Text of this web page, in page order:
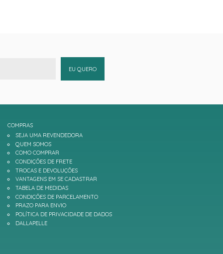
EU QUERO
COMPRAS
SEJA UMA REVENDEDORA
QUEM SOMOS
COMO COMPRAR
CONDIÇÕES DE FRETE
TROCAS E DEVOLUÇÕES
VANTAGENS EM SE CADASTRAR
TABELA DE MEDIDAS
CONDIÇÕES DE PARCELAMENTO
PRAZO PARA ENVIO
POLÍTICA DE PRIVACIDADE DE DADOS
DALLAPELLE